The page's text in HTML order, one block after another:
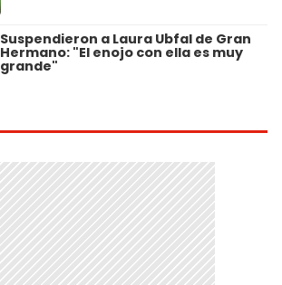
Suspendieron a Laura Ubfal de Gran
Hermano: "El enojo con ella es muy
grande"